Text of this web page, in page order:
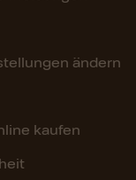
ändern
kaufen